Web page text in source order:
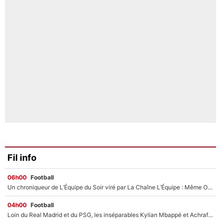
Fil info
06h00 Football
Un chroniqueur de L’Équipe du Soir viré par La Chaîne L’Équipe : Même Olivier Ménard n’avait pas pu empêcher son départ, «je l’ai appris sur Twitter, je l’ai vécu assez mal»
04h00 Football
Loin du Real Madrid et du PSG, les inséparables Kylian Mbappé et Achraf Hakimi changent d'équipe le temps d'une journée !